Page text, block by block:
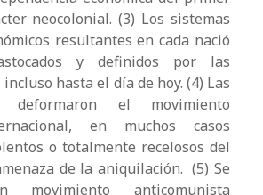
neocolonial. (3) Los sistemas
resultantes en cada nació
y definidos por las
hasta el día de hoy. (4) Las
deformaron el movimiento
en muchos casos
o totalmente recelosos del
de la aniquilación. (5) Se
movimiento anticomunista